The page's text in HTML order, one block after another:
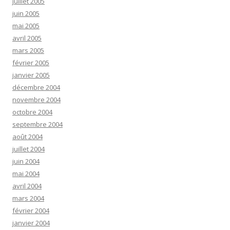
juin 2005
mai 2005
avril 2005
mars 2005
février 2005
janvier 2005
décembre 2004
novembre 2004
octobre 2004
septembre 2004
août 2004
juillet 2004
juin 2004
mai 2004
avril 2004
mars 2004
février 2004
janvier 2004